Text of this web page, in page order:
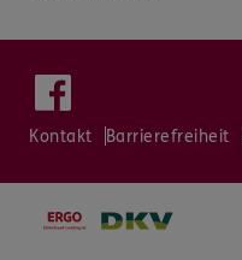
Kontakt Barrierefreiheit